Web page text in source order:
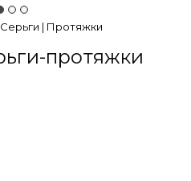
Серьги | Протяжки
протяжки